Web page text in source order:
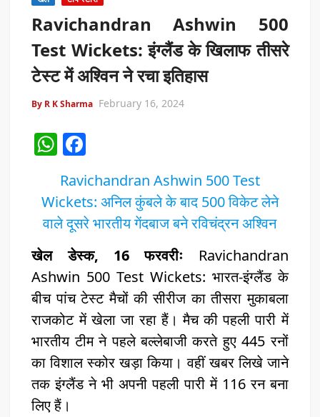
Ravichandran Ashwin 500
Test Wickets: इंग्लैंड के खिलाफ तीसरे
टेस्ट में अश्विन ने रचा इतिहास
By R K Sharma February 16, 2024
W
at
s
A
p
p
a
c
e
b
o
o
k
Ravichandran Ashwin 500 Test
Wickets: अनिल कुंबले के बाद 500 विकेट लेने
वाले दूसरे भारतीय गेंदबाज बने रविचंद्रन अश्विन
खेल डेस्क, 16 फरवरीः Ravichandran
Ashwin 500 Test Wickets: भारत-इंग्लैंड के
बीच पांच टेस्ट मैचों की सीरीज का तीसरा मुकाबला
राजकोट में खेला जा रहा हैं। मैच की पहली पारी में
भारतीय टीम ने पहले बल्लेबाजी करते हुए 445 रनों
का विशाल स्कोर खड़ा किया। वहीं खबर लिखे जाने
तक इंग्लैंड ने भी अपनी पहली पारी में 116 रन बना
लिए हैं।